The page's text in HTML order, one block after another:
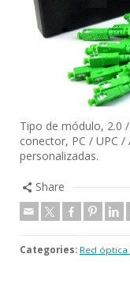
Tipo de módulo, 2.0
conector, PC / UPC /
personalizadas.
Share
Categories: Red óptica